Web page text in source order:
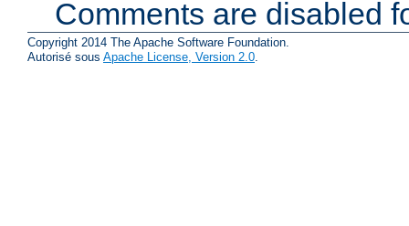
Comments are disabled
Copyright 2014 The Apache Software Foundation.
Autorisé sous Apache License, Version 2.0